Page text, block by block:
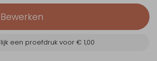
Bewerken
een proefdruk voor€ 1,00